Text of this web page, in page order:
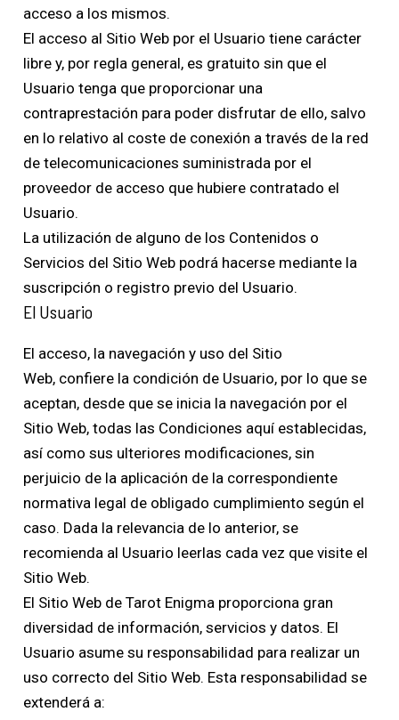
acceso a los mismos.
El acceso al Sitio Web por el Usuario tiene carácter
libre y, por regla general, es gratuito sin que el
Usuario tenga que proporcionar una
contraprestación para poder disfrutar de ello, salvo
en lo relativo al coste de conexión a través de la red
de telecomunicaciones suministrada por el
proveedor de acceso que hubiere contratado el
Usuario.
La utilización de alguno de los Contenidos o
Servicios del Sitio Web podrá hacerse mediante la
suscripción o registro previo del Usuario.
El Usuario
El acceso, la navegación y uso del Sitio
Web, confiere la condición de Usuario, por lo que se
aceptan, desde que se inicia la navegación por el
Sitio Web, todas las Condiciones aquí establecidas,
así como sus ulteriores modificaciones, sin
perjuicio de la aplicación de la correspondiente
normativa legal de obligado cumplimiento según el
caso. Dada la relevancia de lo anterior, se
recomienda al Usuario leerlas cada vez que visite el
Sitio Web.
El Sitio Web de Tarot Enigma proporciona gran
diversidad de información, servicios y datos. El
Usuario asume su responsabilidad para realizar un
uso correcto del Sitio Web. Esta responsabilidad se
extenderá a: